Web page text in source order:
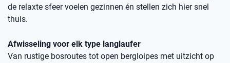
de relaxte sfeer voelen gezinnen én stellen zich hier snel
thuis.
Afwisseling voor elk type langlaufer
Van rustige bosroutes tot open bergloipes met uitzicht op